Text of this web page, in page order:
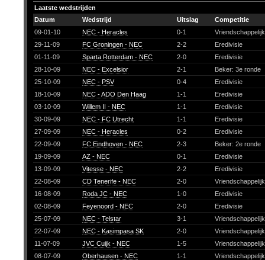
Laatste wedstrijden
Datum
Wedstrijd Uitslag
Competitie
09-01-10
NEC - Heracles 0-1
29-11-09
FC Groningen - NEC 2-2
Eredivisie
01-11-09
Sparta Rotterdam - NEC 2-0
Eredivisie
28-10-09
NEC - Excelsior 2-1
Beker: 3e ronde
25-10-09
NEC - PSV 0-4
Eredivisie
18-10-09
NEC - ADO Den Haag 1-1
Eredivisie
03-10-09
Willem II - NEC 1-1
Eredivisie
30-09-09
NEC - FC Utrecht 1-1
Eredivisie
27-09-09
NEC - Heracles 0-2
Eredivisie
22-09-09
FC Eindhoven - NEC 2-3
Beker: 2e ronde
19-09-09
AZ - NEC 0-1
Eredivisie
13-09-09
Vitesse - NEC 2-2
Eredivisie
22-08-09
CD Tenerife - NEC 2-0
16-08-09
Roda JC - NEC 1-0
Eredivisie
02-08-09
Feyenoord - NEC 2-0
Eredivisie
25-07-09
NEC - Telstar 3-1
22-07-09
NEC - Kasimpasa SK 2-0
11-07-09
JVC Cuijk - NEC 1-5
08-07-09
Oberhausen - NEC 1-1